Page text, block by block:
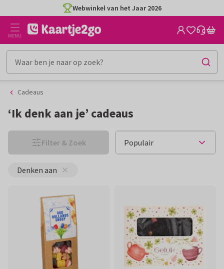
naar
inhoud
naar
het
filter
MENU
Cadeaus
‘Ik denk aan je’ cadeaus
Filter & Zoek
Denken aan